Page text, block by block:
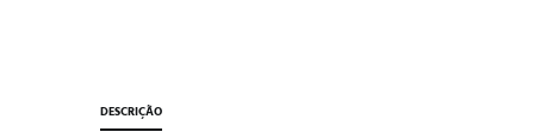
DESCRIÇÃO